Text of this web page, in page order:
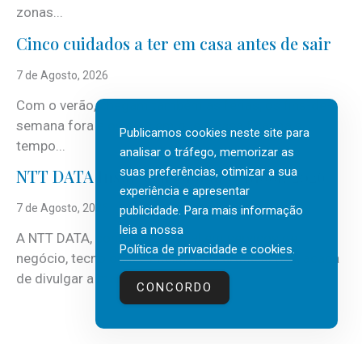
zonas...
Cinco cuidados a ter em casa antes de sair
7 de Agosto, 2026
Com o verão, chegam também as férias, os fins-de-
semana fora e os dias em que a casa fica mais
tempo...
NTT DATA Insurtech Global Outlook 2026
7 de Agosto, 2026
A NTT DATA, consultora global em serviços de
negócio, tecnologia e inteligência artificial (IA), acaba
de divulgar a mais recente...
Publicamos cookies neste site para
analisar o tráfego, memorizar as
suas preferências, otimizar a sua
experiência e apresentar
publicidade. Para mais informação
leia a nossa
Política de privacidade e cookies.
CONCORDO